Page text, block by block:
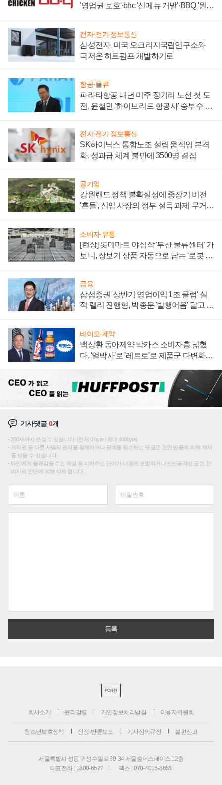
'영업권 보호'·bhc '신메뉴 개발'·BBQ '원가
전자·전기·정보통신
삼성전자, 미국 오크리지국립연구소와
극저온 히트펌프 개발하기로
항공·물류
파라타항공 내년 미주 장거리 노선 첫 도
전, 윤철민 '하이브리드 항공사' 승부수 통
전자·전기·정보통신
SK하이닉스 통합노조 설립 움직임 본격
화, 성과급 체계 불만에 3500명 결집
공기업
강원랜드 정책 불확실성에 중장기 비전
'흔들', 신임 사장의 정부 설득 과제 무거워
소비자·유통
[현장] 롯데마트 야심작 '부산 물류센터' 가
보니, 장보기 상품 자동으로 담는 '로봇 40
금융
삼섬증권 '상반기 영업이익 1조 클럽' 실
적 랠리 진행형, 박종문 '발행어음' 달고 연
바이오·제약
백상환 동아제약 박카스 소비자층 넓혔
다, '얼박사'로 '레트로'로 제품군 다변화
기사댓글0개
200자까지 쓰실 수 있습니다. (현재 0 byte / 최대 400byte)
저작권 등 다른 사람의 권리를 침해하거나 명예를 훼손하는 댓글은 관련 법률에 의해 제재
를 받을 수 있습니다.
타인에게 불쾌감을 주는 욕설 등 비하하는 단어가 내용에 포함되거나 인신공격성 글은 관
리자의 판단에 의해 삭제 합니다.
PC버전
회사소개 윤리강령 개인정보처리방침 이용자위원회
청소년보호정책 정정·반론보도 기사심의규정 불편신고
서울특별시 성동구 성수일로 39-34 서울숲더스페이스 12층
대표전화 : 1800-6522
팩스 : 070-4015-8658